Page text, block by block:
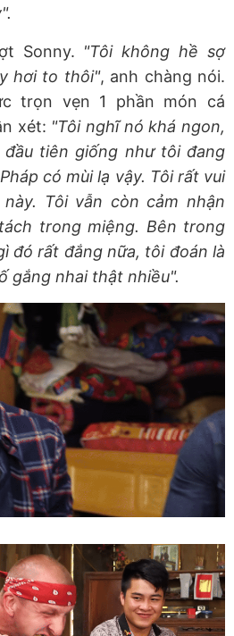
Sonny. "Tôi không hề sợ
hơi to thôi", anh chàng nói.
trọn vẹn 1 phần món cá
xét: "Tôi nghĩ nó khá ngon,
tiên giống như tôi đang
có mùi lạ vậy. Tôi rất vui
Tôi vẫn còn cảm nhận
trong miệng. Bên trong
đó rất đắng nữa, tôi đoán là
gắng nhai thật nhiều".